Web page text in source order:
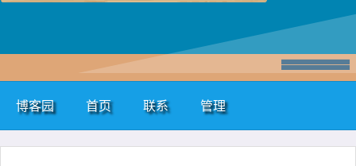
博客园 首页 联系 管理